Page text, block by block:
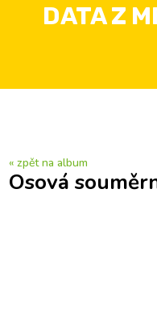
DATA Z
« zpět na album
Osová